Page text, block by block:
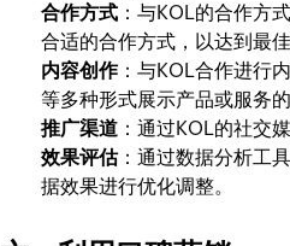
合作方式 ：与KOL的合作方
合适的合作方式，以达到最佳
内容创作：与KOL合作进行
等多种形式展示产品或服务的
推广渠道 ：通过KOL的社交
效果评估：通过数据分析工
据效果进行优化调整。